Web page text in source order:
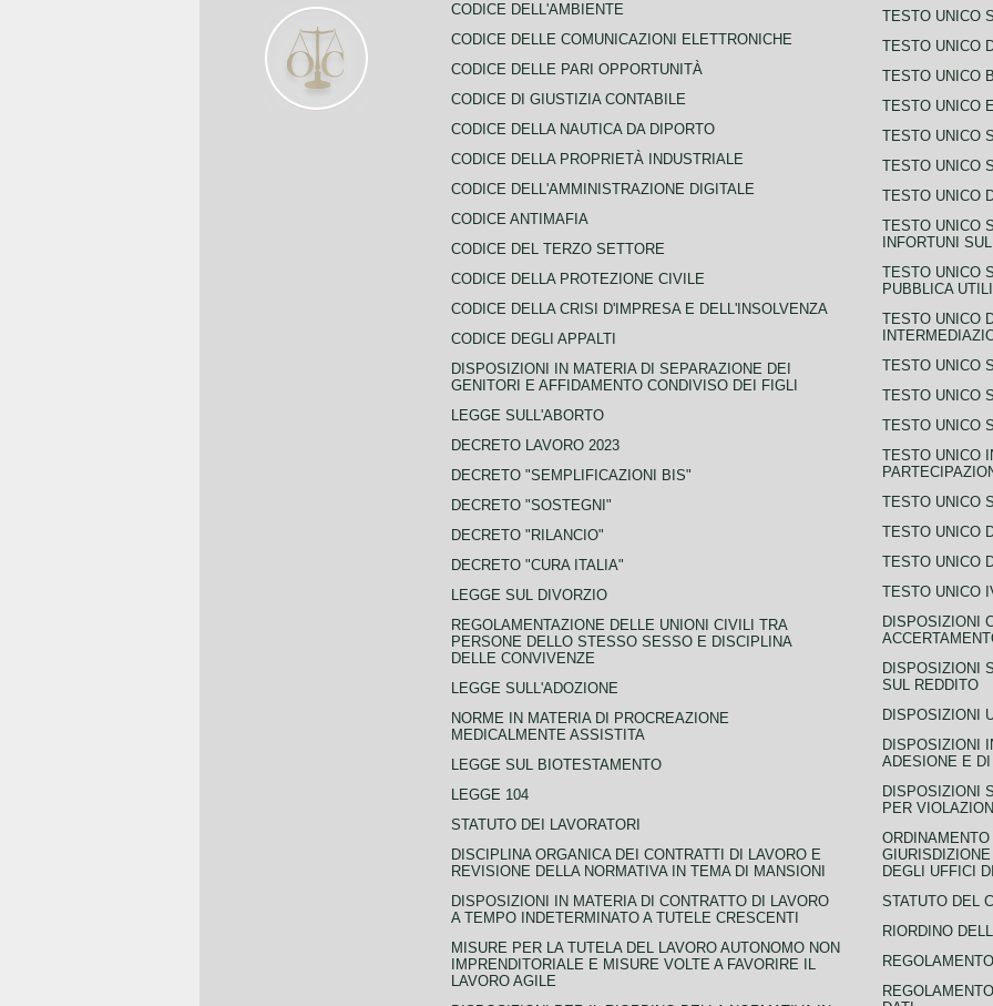
CODICE DELL'AMBIENTE
CODICE DELLE COMUNICAZIONI ELETTRONICHE
CODICE DELLE PARI OPPORTUNITÀ
CODICE DI GIUSTIZIA CONTABILE
CODICE DELLA NAUTICA DA DIPORTO
CODICE DELLA PROPRIETÀ INDUSTRIALE
CODICE DELL'AMMINISTRAZIONE DIGITALE
CODICE ANTIMAFIA
CODICE DEL TERZO SETTORE
CODICE DELLA PROTEZIONE CIVILE
CODICE DELLA CRISI D'IMPRESA E DELL'INSOLVENZA
CODICE DEGLI APPALTI
DISPOSIZIONI IN MATERIA DI SEPARAZIONE DEI
GENITORI E AFFIDAMENTO CONDIVISO DEI FIGLI
LEGGE SULL'ABORTO
DECRETO LAVORO 2023
DECRETO "SEMPLIFICAZIONI BIS"
DECRETO "SOSTEGNI"
DECRETO "RILANCIO"
DECRETO "CURA ITALIA"
LEGGE SUL DIVORZIO
REGOLAMENTAZIONE DELLE UNIONI CIVILI TRA
PERSONE DELLO STESSO SESSO E DISCIPLINA
DELLE CONVIVENZE
LEGGE SULL'ADOZIONE
NORME IN MATERIA DI PROCREAZIONE
MEDICALMENTE ASSISTITA
LEGGE SUL BIOTESTAMENTO
LEGGE 104
STATUTO DEI LAVORATORI
DISCIPLINA ORGANICA DEI CONTRATTI DI LAVORO E
REVISIONE DELLA NORMATIVA IN TEMA DI MANSIONI
DISPOSIZIONI IN MATERIA DI CONTRATTO DI LAVORO
A TEMPO INDETERMINATO A TUTELE CRESCENTI
MISURE PER LA TUTELA DEL LAVORO AUTONOMO NON
IMPRENDITORIALE E MISURE VOLTE A FAVORIRE IL
LAVORO AGILE
TESTO UNICO
TESTO UNICO
TESTO UNICO
TESTO UNICO
TESTO UNICO
TESTO UNICO
TESTO UNICO
TESTO UNICO
INFORTUNI
TESTO UNICO
PUBBLICA
TESTO UNICO
TESTO UNICO
TESTO UNICO
TESTO UNICO
TESTO UNICO
TESTO UNICO
TESTO UNICO
TESTO UNICO
TESTO UNICO
DISPOSIZIONI
DISPOSIZIONI
SUL REDDITO
DISPOSIZIONI
DISPOSIZIONI
ADESIONE E
DISPOSIZIONI
PER
DEGLI UFFICI
STATUTO DEL
RIORDINO